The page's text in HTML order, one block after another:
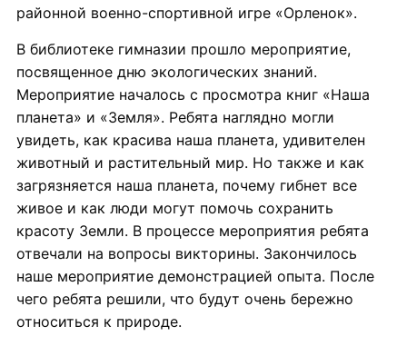
районной военно-спортивной игре «Орленок».
В библиотеке гимназии прошло мероприятие,
посвященное дню экологических знаний.
Мероприятие началось с просмотра книг «Наша
планета» и «Земля». Ребята наглядно могли
увидеть, как красива наша планета, удивителен
животный и растительный мир. Но также и как
загрязняется наша планета, почему гибнет все
живое и как люди могут помочь сохранить
красоту Земли. В процессе мероприятия ребята
отвечали на вопросы викторины. Закончилось
наше мероприятие демонстрацией опыта. После
чего ребята решили, что будут очень бережно
относиться к природе.